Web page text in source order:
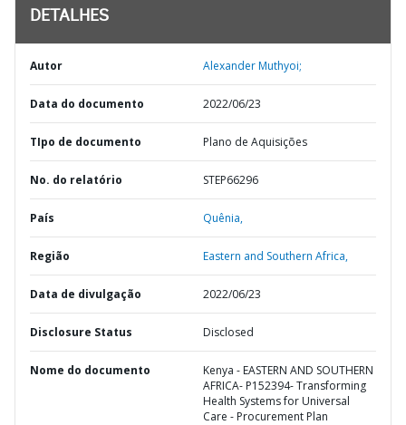
DETALHES
Autor Alexander Muthyoi;
Data do documento 2022/06/23
TIpo de documento Plano de Aquisições
No. do relatório STEP66296
País Quênia,
Região Eastern and Southern Africa,
Data de divulgação 2022/06/23
Disclosure Status Disclosed
Nome do documento
Kenya - EASTERN AND SOUTHERN
AFRICA- P152394- Transforming
Health Systems for Universal
Care - Procurement Plan